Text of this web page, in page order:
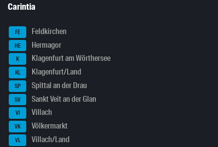
Carintia
FE Feldkirchen
HE Hermagor
K Klagenfurt am Wörthersee
KL Klagenfurt/Land
SP Spittal an der Drau
SV Sankt Veit an der Glan
VI Villach
VK Völkermarkt
VL Villach/Land